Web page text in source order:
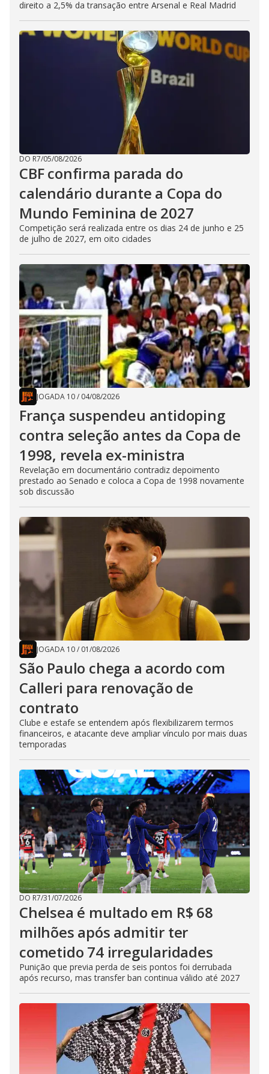
direito a 2,5% da transação entre Arsenal e Real Madrid
DO R7/05/08/2026
CBF confirma parada do
calendário durante a Copa do
Mundo Feminina de 2027
Competição será realizada entre os dias 24 de junho e 25
de julho de 2027, em oito cidades
JOGADA 10/ 04/08/2026
França suspendeu antidoping
contra seleção antes da Copa de
1998, revela ex-ministra
Revelação em documentário contradiz depoimento
prestado ao Senado e coloca a Copa de 1998 novamente
sob discussão
JOGADA 10/ 01/08/2026
São Paulo chega a acordo com
Calleri para renovação de
contrato
Clube e estafe se entendem após flexibilizarem termos
financeiros, e atacante deve ampliar vínculo por mais duas
temporadas
DO R7/31/07/2026
Chelsea é multado em R$ 68
milhões após admitir ter
cometido 74 irregularidades
Punição que previa perda de seis pontos foi derrubada
após recurso, mas transfer ban continua válido até 2027